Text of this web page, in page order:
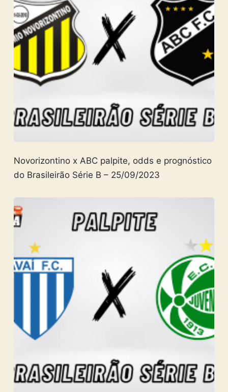
Novorizontino x ABC palpite, odds e prognóstico
do Brasileirão Série B – 25/09/2023